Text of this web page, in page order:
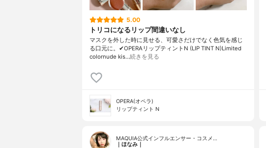
5.00
トリコになるリップ間違いなし
マスクを外した時に見せる、可愛さだけでなく色気を感じ
る口元に。✔︎OPERAリップティントN (LIP TINT N)Limited
colornude kis…続きを見る
OPERA(オペラ)
リップティント N
MAQUIA公式インフルエンサー・コスメ…
｜ほなみ｜